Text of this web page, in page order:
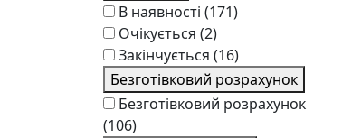
В наявності (171)
Очікується (2)
Закінчується (16)
Безготівковий розрахунок
Безготівковий розрахунок
(106)